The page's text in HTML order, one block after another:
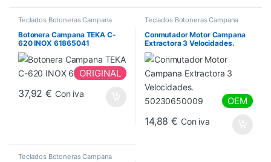
Teclados Botoneras Campana
Botonera Campana TEKA C-
620 INOX 61865041
ORIGINAL
37,92€ Con iva
Teclados Botoneras Campana
Conmutador Motor Campana
Extractora 3 Velocidades.
50230650009
OEM
14,88€ Con iva
Teclados Botoneras Campana